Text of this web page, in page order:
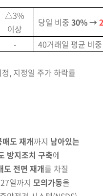
△3%
이상
당일 비중 30% →
- 40거래일 평균 비
, 지정일 주가 하락률
도 재개까지 남아있는
방지조치 구축에
도 전면 재개를 차질
일까지 모의가동을